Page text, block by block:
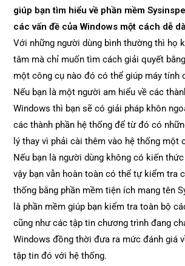
giúp bạn tìm hiểu về phần mềm
các vấn đề của Windows một cách dễ
Với những người dùng bình thường thì họ
tâm mà chỉ muốn tìm cách giải quyết
một công cụ nào đó có thể giúp máy tính
Nếu bạn là một người am hiểu về các
Windows thì bạn sẽ có giải pháp khôn
các thành phần hệ thống để từ đó có
lý thay vì phải cài thêm vào hệ thống một
Nếu bạn là người dùng không có kiến
vậy bạn vẫn hoàn toàn có thể tự kiểm tra
thống bằng phần mềm tiện ích mang tên
là phần mềm giúp bạn kiểm tra toàn bộ
cũng như các tập tin chương trình đang
Windows đồng thời đưa ra mức đánh giá
tập tin đó với hệ thống.